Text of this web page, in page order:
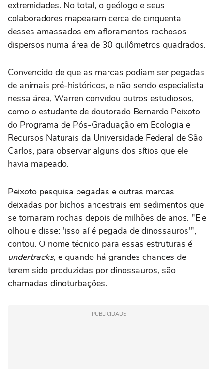
extremidades. No total, o geólogo e seus
colaboradores mapearam cerca de cinquenta
desses amassados em afloramentos rochosos
dispersos numa área de 30 quilômetros quadrados.
Convencido de que as marcas podiam ser pegadas
de animais pré-históricos, e não sendo especialista
nessa área, Warren convidou outros estudiosos,
como o estudante de doutorado Bernardo Peixoto,
do Programa de Pós-Graduação em Ecologia e
Recursos Naturais da Universidade Federal de São
Carlos, para observar alguns dos sítios que ele
havia mapeado.
Peixoto pesquisa pegadas e outras marcas
deixadas por bichos ancestrais em sedimentos que
se tornaram rochas depois de milhões de anos. "Ele
olhou e disse: 'isso aí é pegada de dinossauros'",
contou. O nome técnico para essas estruturas é
undertracks, e quando há grandes chances de
terem sido produzidas por dinossauros, são
chamadas dinoturbações.
PUBLICIDADE